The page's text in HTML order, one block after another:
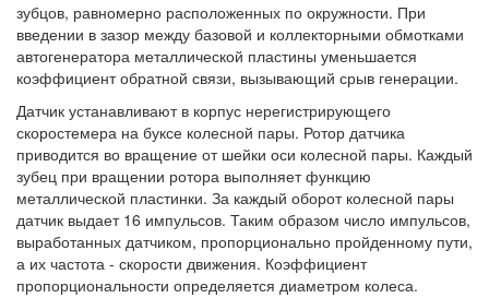
зубцов, равномерно расположенных по окружности. При
введении в зазор между базовой и коллекторными обмотками
автогенератора металлической пластины уменьшается
коэффициент обратной связи, вызывающий срыв генерации.
Датчик устанавливают в корпус нерегистрирующего
скоростемера на буксе колесной пары. Ротор датчика
приводится во вращение от шейки оси колесной пары. Каждый
зубец при вращении ротора выполняет функцию
металлической пластинки. За каждый оборот колесной пары
датчик выдает 16 импульсов. Таким образом число импульсов,
выработанных датчиком, пропорционально пройденному пути,
а их частота - скорости движения. Коэффициент
пропорциональности определяется диаметром колеса.